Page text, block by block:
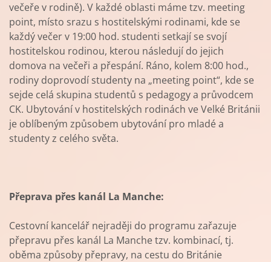
večeře v rodině). V každé oblasti máme tzv. meeting
point, místo srazu s hostitelskými rodinami, kde se
každý večer v 19:00 hod. studenti setkají se svojí
hostitelskou rodinou, kterou následují do jejich
domova na večeři a přespání. Ráno, kolem 8:00 hod.,
rodiny doprovodí studenty na „meeting point“, kde se
sejde celá skupina studentů s pedagogy a průvodcem
CK. Ubytování v hostitelských rodinách ve Velké Británii
je oblíbeným způsobem ubytování pro mladé a
studenty z celého světa.
Přeprava přes kanál La Manche:
Cestovní kancelář nejraději do programu zařazuje
přepravu přes kanál La Manche tzv. kombinací, tj.
oběma způsoby přepravy, na cestu do Británie